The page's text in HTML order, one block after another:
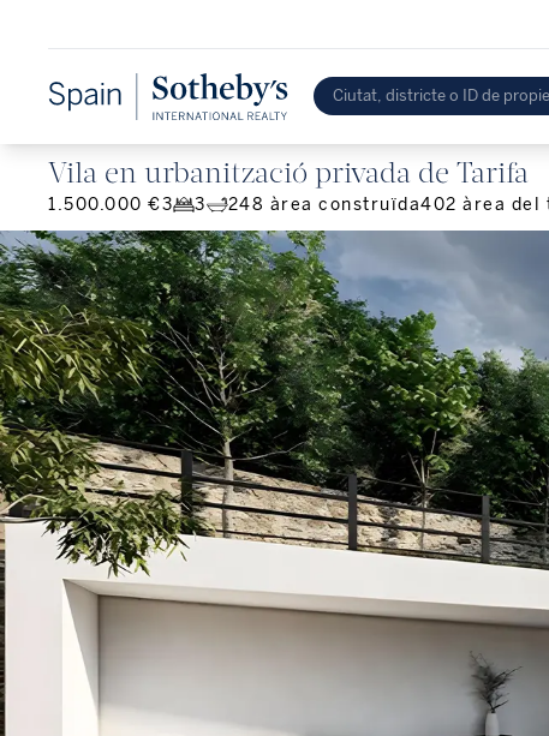
Vila en urbanització privada de Tarifa
1.500.000 €3 3 248 àrea construïda402 àrea del